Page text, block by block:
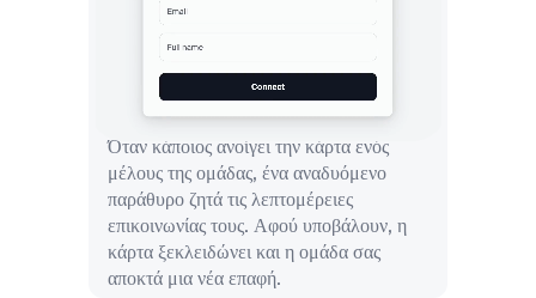
Όταν κάποιος ανοίγει την κάρτα ενός
μέλους της ομάδας, ένα αναδυόμενο
παράθυρο ζητά τις λεπτομέρειες
επικοινωνίας τους. Αφού υποβάλουν, η
κάρτα ξεκλειδώνει και η ομάδα σας
αποκτά μια νέα επαφή.